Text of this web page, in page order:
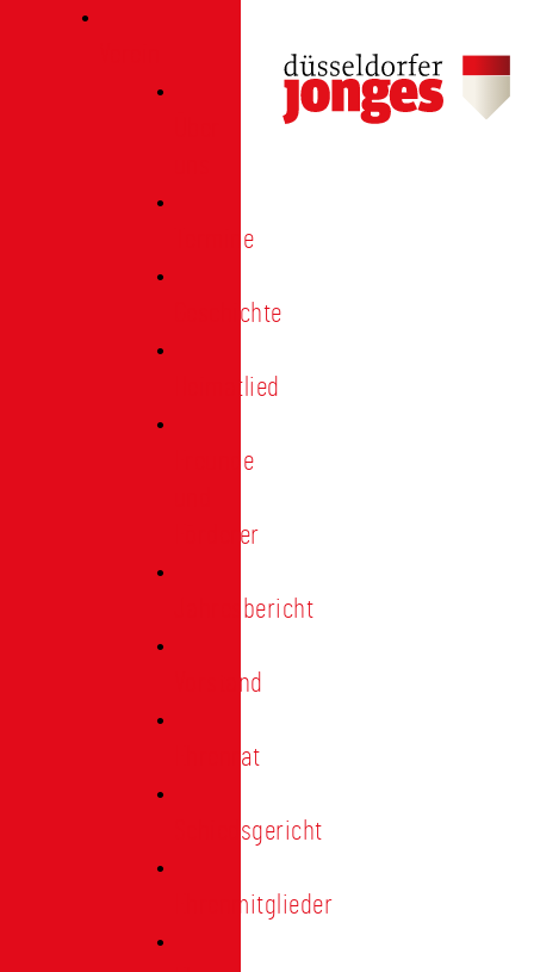
Termine
Geschichte
Heimatlied
Freunde
Förderer
Jahresbericht
Vorstand
Ehrenrat
Schiedsgericht
Ehrenmitglieder